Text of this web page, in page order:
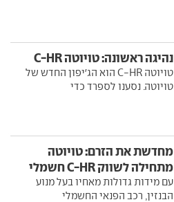
נהיגה ראשונה: טויוטה C-HR
טויוטה C-HR הוא הג'יפון החדש של
טויוטה. נסענו לספרד כדי
מחדשת את הזרם: טויוטה
מתחילה לשווק C-HR חשמלי
עם מידות גדולות מאחיו בעל מנוע
הבנזין, רכב הפנאי החשמלי